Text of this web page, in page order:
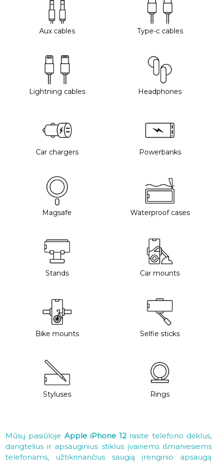
Aux cables Type-c cables
Lightning cables Headphones
Car chargers Powerbanks
Magsafe Waterproof cases
Stands Car mounts
Bike mounts Selfie sticks
Styluses Rings
Mūsų pasiūloje Apple iPhone 12 rasite telefono dėklus,
dangtelius ir apsauginius stiklus įvairiems išmaniesiems
telefonams, užtikrinančius saugią įrenginio apsaugą